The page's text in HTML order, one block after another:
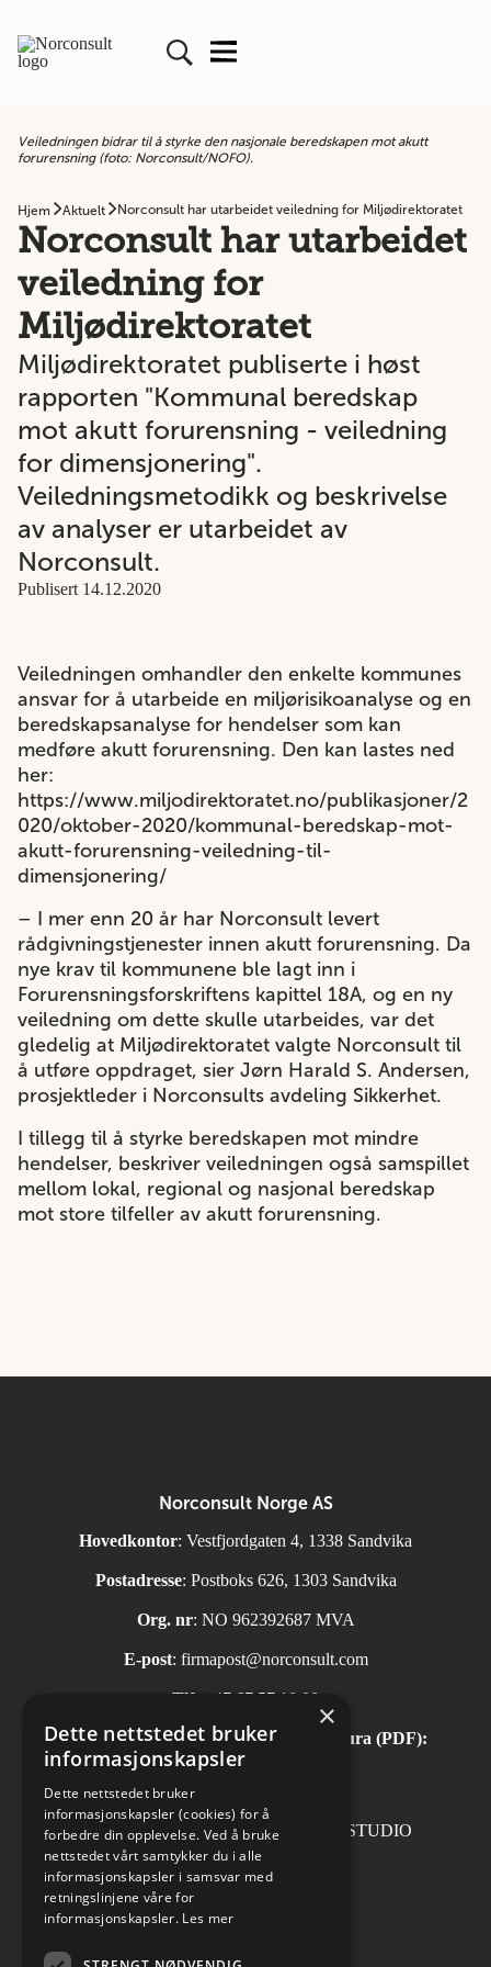
Veiledningen bidrar til å styrke den nasjonale beredskapen mot akutt
forurensning (foto: Norconsult/NOFO).
Hjem Aktuelt Norconsult har utarbeidet veiledning for Miljødirektoratet
Norconsult har utarbeidet
veiledning for
Miljødirektoratet
Miljødirektoratet publiserte i høst
rapporten "Kommunal beredskap
mot akutt forurensning - veiledning
for dimensjonering".
Veiledningsmetodikk og beskrivelse
av analyser er utarbeidet av
Norconsult.
Publisert 14.12.2020
Veiledningen omhandler den enkelte kommunes
ansvar for å utarbeide en miljørisikoanalyse og en
beredskapsanalyse for hendelser som kan
medføre akutt forurensning. Den kan lastes ned
her:
https://www.miljodirektoratet.no/publikasjoner/2
020/oktober-2020/kommunal-beredskap-mot-
akutt-forurensning-veiledning-til-
dimensjonering/
– I mer enn 20 år har Norconsult levert
rådgivningstjenester innen akutt forurensning. Da
nye krav til kommunene ble lagt inn i
Forurensningsforskriftens kapittel 18A, og en ny
veiledning om dette skulle utarbeides, var det
gledelig at Miljødirektoratet valgte Norconsult til
å utføre oppdraget, sier Jørn Harald S. Andersen,
prosjektleder i Norconsults avdeling Sikkerhet.
I tillegg til å styrke beredskapen mot mindre
hendelser, beskriver veiledningen også samspillet
mellom lokal, regional og nasjonal beredskap
mot store tilfeller av akutt forurensning.
Norconsult Norge AS
Hovedkontor: Vestfjordgaten 4, 1338 Sandvika
Postadresse: Postboks 626, 1303 Sandvika
Org. nr: NO 962392687 MVA
E-post: firmapost@norconsult.com
Tlf: +47 67 57 10 00
Automatisk mottak av inngående faktura (PDF):
invoice.no@norconsult.com
Forsidefoto: RASMUS HJORTSHOJ STUDIO
×
Dette nettstedet bruker
informasjonskapsler
Dette nettstedet bruker
informasjonskapsler (cookies) for å
forbedre din opplevelse. Ved å bruke
nettstedet vårt samtykker du i alle
informasjonskapsler i samsvar med
retningslinjene våre for
informasjonskapsler. Les mer